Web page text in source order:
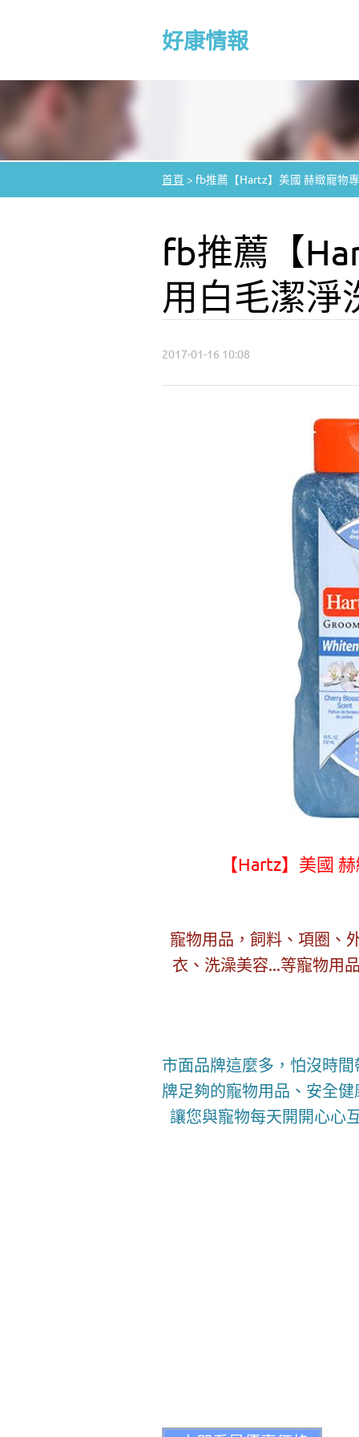
好康情報
首頁 > fb推薦【Hartz】美國 赫緻寵物
fb推薦【
用白毛潔淨
2017-01-16 10:08
【Hartz】美國
寵物用品，飼料、項圈、
衣、洗澡美容...等寵物用
市面品牌這麼多，怕沒時
牌足夠的寵物用品、安全
讓您與寵物每天開開心心